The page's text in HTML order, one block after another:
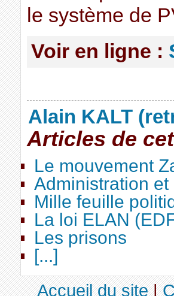
le système de
Voir en ligne :
Alain KALT
Articles de
Le mouvement
Administration
Mille feuille
La loi ELAN
Les prisons
[...]
Accueil du site|